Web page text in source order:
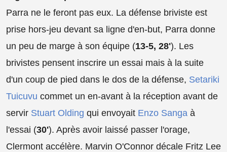
Parra ne le feront pas eux. La défense briviste est
prise hors-jeu devant sa ligne d'en-but, Parra donne
un peu de marge à son équipe (13-5, 28'). Les
brivistes pensent inscrire un essai mais à la suite
d'un coup de pied dans le dos de la défense, Setariki
Tuicuvu commet un en-avant à la réception avant de
servir Stuart Olding qui envoyait Enzo Sanga à
l'essai (30'). Après avoir laissé passer l'orage,
Clermont accélère. Marvin O'Connor décale Fritz Lee